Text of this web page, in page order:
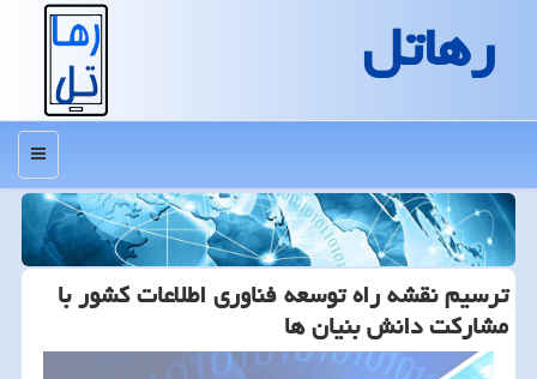
رهاتل
منو
ترسیم نقشه راه توسعه فناوری اطلاعات كشور با
مشاركت دانش بنیان ها